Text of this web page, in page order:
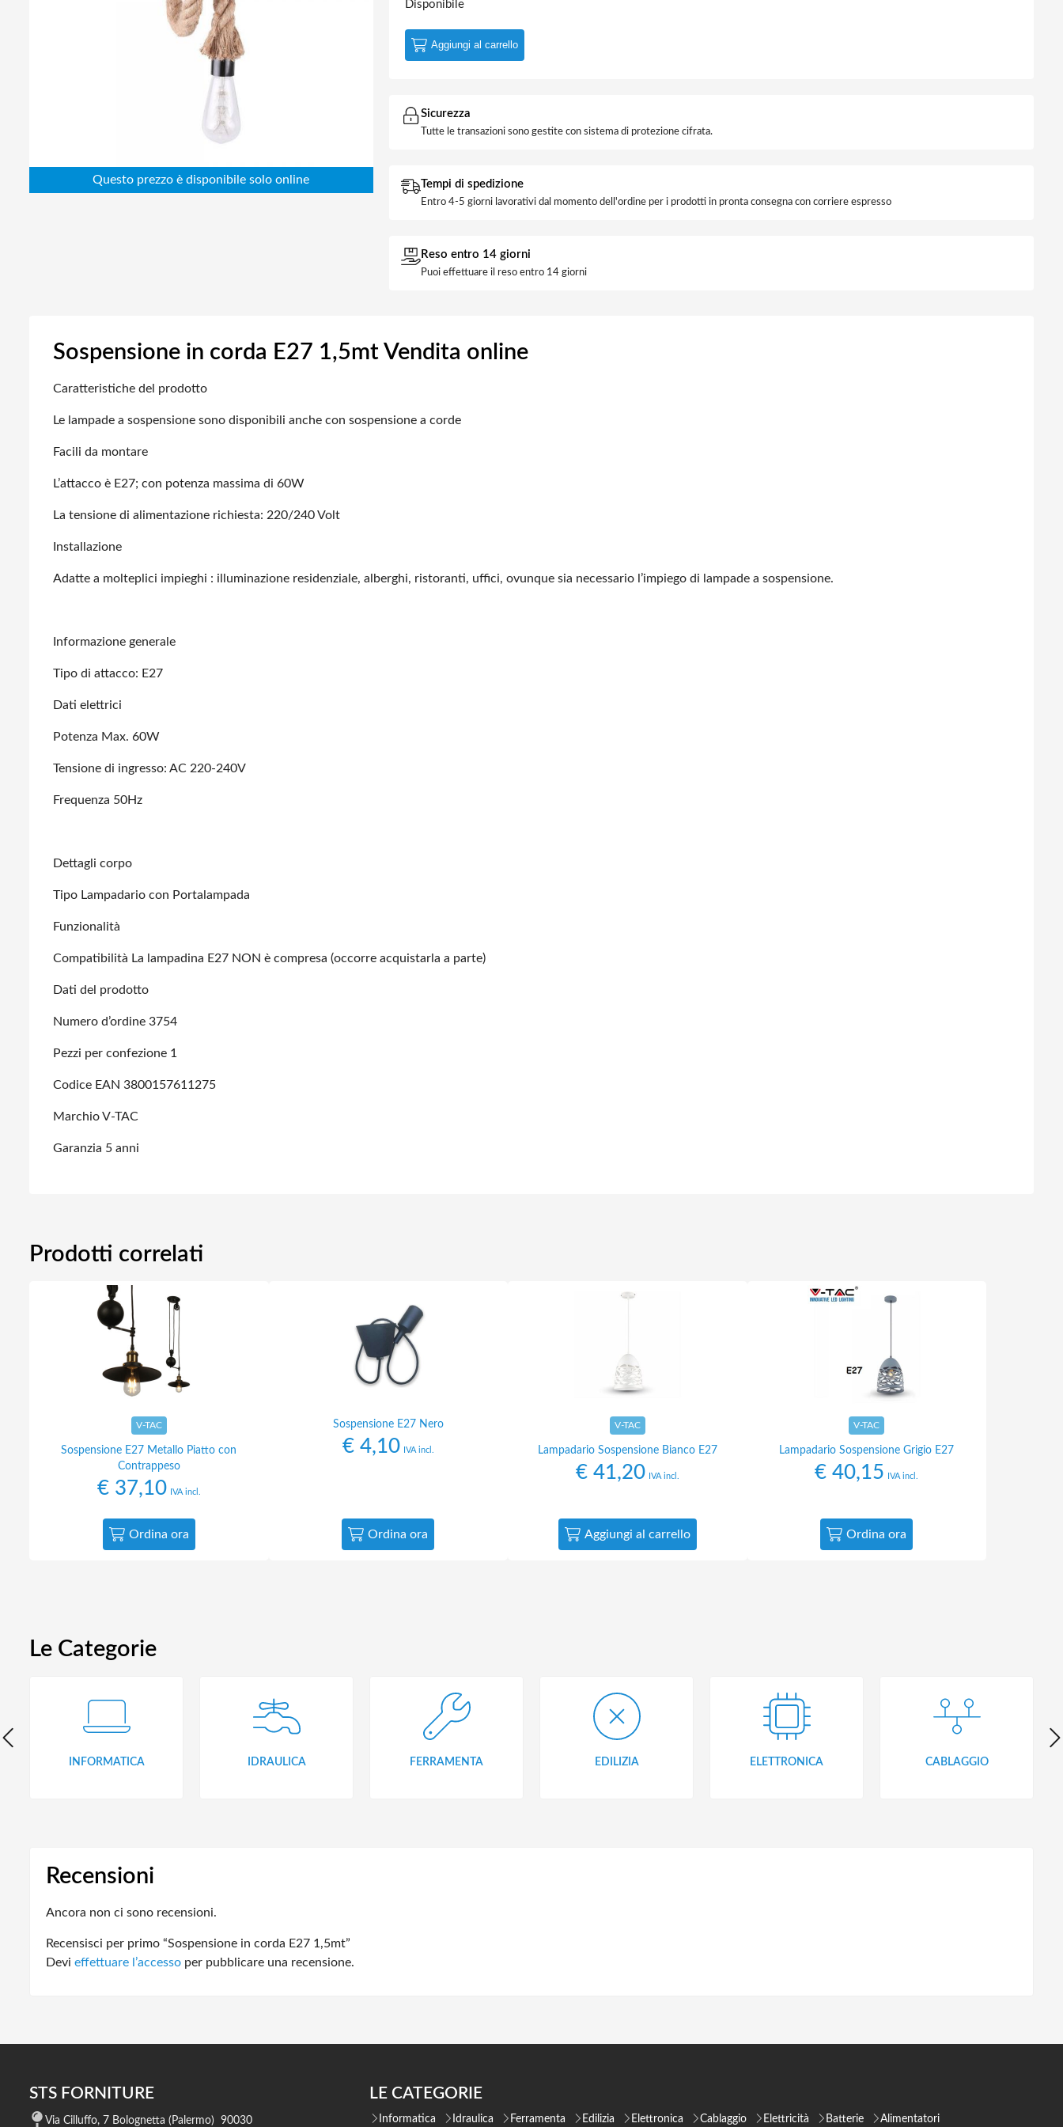
Abbigliamento da lavoro
Elettronica
Edilizia
Disponibile
Aggiungi al carrello
Sicurezza
Tutte le transazioni sono gestite con sistema di protezione cifrata.
Tempi di spedizione
Entro 4-5 giorni lavorativi dal momento dell'ordine per i prodotti in pronta consegna con corriere espresso
Reso entro 14 giorni
Puoi effettuare il reso entro 14 giorni
Sospensione in corda E27 1,5mt Vendita online
Caratteristiche del prodotto
Le lampade a sospensione sono disponibili anche con sospensione a corde
Facili da montare
L’attacco è E27; con potenza massima di 60W
La tensione di alimentazione richiesta: 220/240 Volt
Installazione
Adatte a molteplici impieghi : illuminazione residenziale, alberghi, ristoranti, uffici, ovunque sia necessario l’impiego di lampade a sospensione.
Informazione generale
Tipo di attacco: E27
Dati elettrici
Potenza Max. 60W
Tensione di ingresso: AC 220-240V
Frequenza 50Hz
Dettagli corpo
Tipo Lampadario con Portalampada
Funzionalità
Compatibilità La lampadina E27 NON è compresa (occorre acquistarla a parte)
Dati del prodotto
Numero d’ordine 3754
Pezzi per confezione 1
Codice EAN 3800157611275
Marchio V-TAC
Garanzia 5 anni
Prodotti correlati
V-TAC
Sospensione E27 Metallo Piatto con
Contrappeso
€37,10 IVA incl.
Ordina ora
Sospensione E27 Nero
€4,10 IVA incl.
Ordina ora
V-TAC
Lampadario Sospensione Bianco E27
€41,20 IVA incl.
Aggiungi al carrello
V-TAC
Lampadario Sospensione Grigio E27
€ 40,15 IVA incl.
Ordina ora
Le Categorie
INFORMATICA IDRAULICA FERRAMENTA EDILIZIA ELETTRONICA CABLAGGIO
Recensioni
Ancora non ci sono recensioni.
Recensisci per primo “Sospensione in corda E27 1,5mt”
Devi effettuare l’accesso per pubblicare una recensione.
STS FORNITURE
Via Cilluffo, 7 Bolognetta (Palermo) 90030
LE CATEGORIE
Informatica Idraulica Ferramenta Edilizia Elettronica Cablaggio Elettricità Batterie Alimentatori